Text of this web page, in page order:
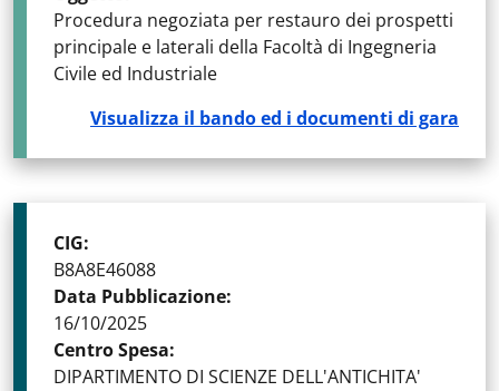
Procedura negoziata per restauro dei prospetti
principale e laterali della Facoltà di Ingegneria
Civile ed Industriale
Visualizza il bando ed i documenti di gara
CIG:
B8A8E46088
Data Pubblicazione:
16/10/2025
Centro Spesa:
DIPARTIMENTO DI SCIENZE DELL'ANTICHITA'